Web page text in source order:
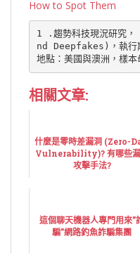
How to Spot Them
1 .趨勢科技現況研究
nd Deepfakes)，執
地點：美國與澳洲，樣
相關文章:
什麼是零時差漏洞 (Zero-
Vulnerability)? 有哪些
攻擊手法?
這個聊天機器人專門用來”
騙”網路釣魚詐騙集團